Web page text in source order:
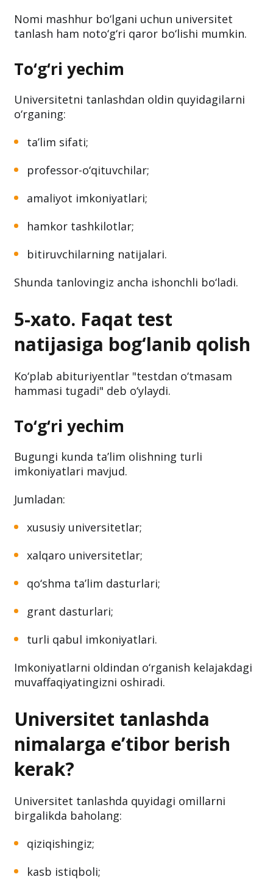
Nomi mashhur bo‘lgani uchun universitet
tanlash ham noto‘g‘ri qaror bo‘lishi mumkin.
To‘g‘ri yechim
Universitetni tanlashdan oldin quyidagilarni
o‘rganing:
ta’lim sifati;
professor-o‘qituvchilar;
amaliyot imkoniyatlari;
hamkor tashkilotlar;
bitiruvchilarning natijalari.
Shunda tanlovingiz ancha ishonchli bo‘ladi.
5-xato. Faqat test
natijasiga bog‘lanib qolish
Ko‘plab abituriyentlar "testdan o‘tmasam
hammasi tugadi" deb o‘ylaydi.
To‘g‘ri yechim
Bugungi kunda ta’lim olishning turli
imkoniyatlari mavjud.
Jumladan:
xususiy universitetlar;
xalqaro universitetlar;
qo‘shma ta’lim dasturlari;
grant dasturlari;
turli qabul imkoniyatlari.
Imkoniyatlarni oldindan o‘rganish kelajakdagi
muvaffaqiyatingizni oshiradi.
Universitet tanlashda
nimalarga e’tibor berish
kerak?
Universitet tanlashda quyidagi omillarni
birgalikda baholang:
qiziqishingiz;
kasb istiqboli;